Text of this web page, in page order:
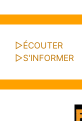
▷ÉCOUTER
▷S'INFORMER